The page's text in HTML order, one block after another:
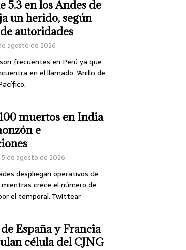
5.3 en los Andes de
un herido, según
autoridades
agosto de 2026
frecuentes en Perú ya que
en el llamado “Anillo de
muertos en India
e
de agosto de 2026
despliegan operativos de
crece el número de
el temporal. Twittear
España y Francia
célula del CJNG